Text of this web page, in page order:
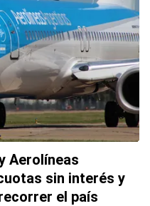
Aerolíneas
sin interés y
el país